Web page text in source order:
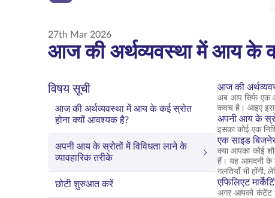
27th Mar 2026
आज की अर्थव्यवस्था में आय के
विषय सूची
आज की अर्थव्यवस्था में आय के कई स्रोत
होना क्यों आवश्यक है?
अपनी आय के स्रोतों में विविधता लाने के
व्यावहारिक तरीके
छोटी शुरुआत करें
आज की
अब आप सिर्फ एक
कवच है। आइए
अपनी आय के
इसका कोई एक
एक साइड
क्या आपका कोई
हैं। यह आमदनी के
गलतियाँ भी
एफिलिएट
अगर आपको कंटेंट